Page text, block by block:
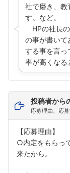
社で磨き、教
す。など。
HPの社長
の事が書いて
する事を言っ
率が高くなる
投稿者から
応募理由、応
【応募理由】
○内定をもらっ
来たから。